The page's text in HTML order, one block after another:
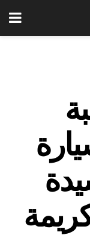
سائق السيارة المعتدي على